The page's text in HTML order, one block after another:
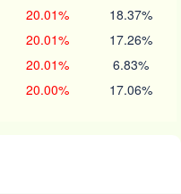
20.01% 18.37%
20.01% 17.26%
20.01% 6.83%
20.00% 17.06%